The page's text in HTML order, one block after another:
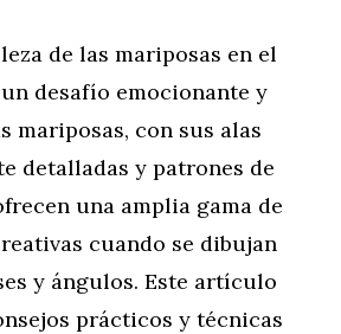
de las mariposas en el
desafío emocionante y
mariposas, con sus alas
detalladas y patrones de
una amplia gama de
cuando se dibujan
y ángulos. Este artículo
prácticos y técnicas